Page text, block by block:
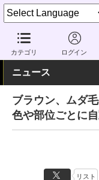
カテゴリ ログイン
家電 Watch ヘルスケア
ニュース
ブラウン、ムダ
色や部位ごとに
リスト